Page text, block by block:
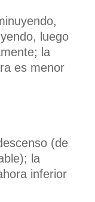
luego
la
es menor
(de
la
inferior